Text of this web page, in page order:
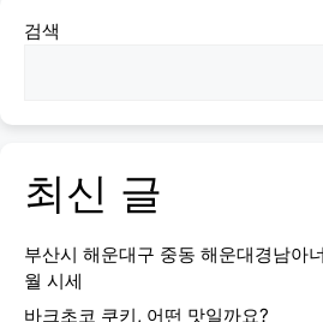
검색
최신 글
부산시 해운대구 중동 해운대경남아
월 시세
바크초코 쿠키, 어떤 맛일까요?